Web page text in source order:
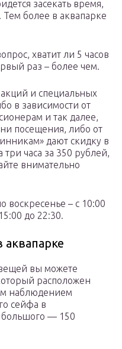
засекать время,
Тем более в аквапарке
хватит ли 5 часов
раз – более чем.
и специальных
в зависимости от
и так далее,
посещения, либо от
дают скидку в
часа за 350 рублей,
внимательно
воскресенье – с 10:00
до 22:30.
вы можете
расположен
наблюдением
сейфа в
— 150